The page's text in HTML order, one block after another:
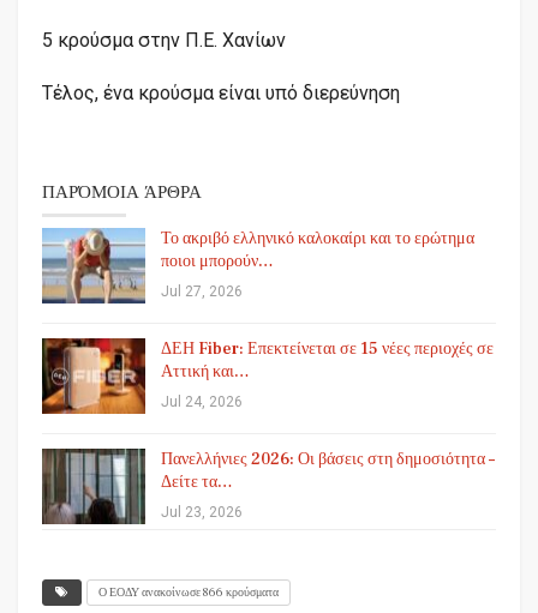
5 κρούσμα στην Π.Ε. Χανίων
Τέλος, ένα κρούσμα είναι υπό διερεύνηση
ΠΑΡΌΜΟΙΑ ΆΡΘΡΑ
Το ακριβό ελληνικό καλοκαίρι και το ερώτημα
ποιοι μπορούν…
Jul 27, 2026
ΔΕΗ Fiber: Επεκτείνεται σε 15 νέες περιοχές σε
Αττική και…
Jul 24, 2026
Πανελλήνιες 2026: Οι βάσεις στη δημοσιότητα –
Δείτε τα…
Jul 23, 2026
Ο ΕΟΔΥ ανακοίνωσε 866 κρούσματα